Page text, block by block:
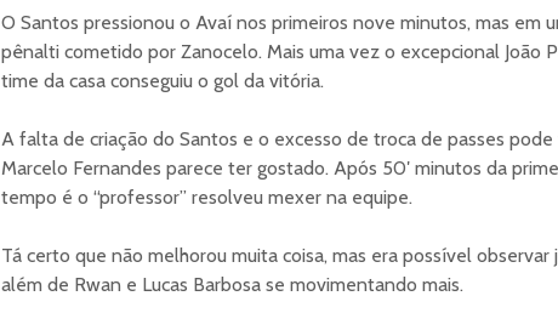
O Santos pressionou o Avaí nos primeiros nove minutos, mas em
pênalti cometido por Zanocelo. Mais uma vez o excepcional João
time da casa conseguiu o gol da vitória.
A falta de criação do Santos e o excesso de troca de passes
Marcelo Fernandes parece ter gostado. Após 50′ minutos da
tempo é o “professor” resolveu mexer na equipe.
Tá certo que não melhorou muita coisa, mas era possível
além de Rwan e Lucas Barbosa se movimentando mais.